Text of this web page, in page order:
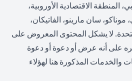
المنطقة الاقتصادية الأوروبية،
سان مارينو، الفاتيكان،
لا يشكل المحتوى المعروض على
على أنه عرض أو دعوة أو دعوة
والخدمات المذكورة هنا لهؤلاء